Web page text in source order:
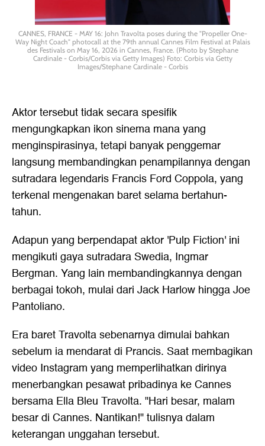
CANNES, FRANCE - MAY 16: John Travolta poses during the "Propeller One-
Way Night Coach" photocall at the 79th annual Cannes Film Festival at Palais
des Festivals on May 16, 2026 in Cannes, France. (Photo by Stephane
Cardinale - Corbis/Corbis via Getty Images) Foto: Corbis via Getty
Images/Stephane Cardinale - Corbis
Aktor tersebut tidak secara spesifik
mengungkapkan ikon sinema mana yang
menginspirasinya, tetapi banyak penggemar
langsung membandingkan penampilannya dengan
sutradara legendaris Francis Ford Coppola, yang
terkenal mengenakan baret selama bertahun-
tahun.
Adapun yang berpendapat aktor 'Pulp Fiction' ini
mengikuti gaya sutradara Swedia, Ingmar
Bergman. Yang lain membandingkannya dengan
berbagai tokoh, mulai dari Jack Harlow hingga Joe
Pantoliano.
Era baret Travolta sebenarnya dimulai bahkan
sebelum ia mendarat di Prancis. Saat membagikan
video Instagram yang memperlihatkan dirinya
menerbangkan pesawat pribadinya ke Cannes
bersama Ella Bleu Travolta. "Hari besar, malam
besar di Cannes. Nantikan!" tulisnya dalam
keterangan unggahan tersebut.